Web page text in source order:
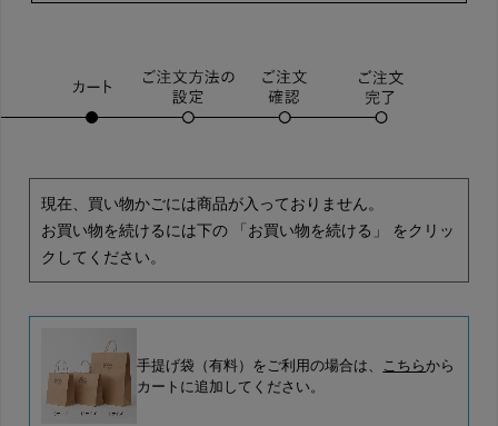
現在、買い物かごには商品が入っておりません。
お買い物を続けるには下の 「お買い物を続ける」 をクリッ
クしてください。
手提げ袋（有料）をご利用の場合は、 こちらから
カートに追加してください。